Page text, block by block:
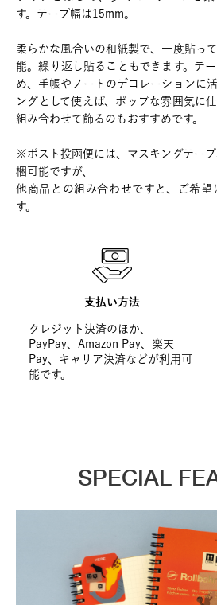
す。テープ幅は15mm。
柔らかな風合いの和紙製で、一度貼っ
能。繰り返し貼ることもできます。テ
め、手帳やノートのデコレーションに
ングとして使えば、ポップな雰囲気に
組み合わせて飾るのもおすすめです。
※ポスト投函便には、マスキングテー
梱可能ですが、
他商品との組み合わせですと、ご希望
す。
支払い方法
クレジット決済のほか、
PayPay、Amazon Pay、楽天
Pay、キャリア決済などが利用可
能です。
SPECIAL